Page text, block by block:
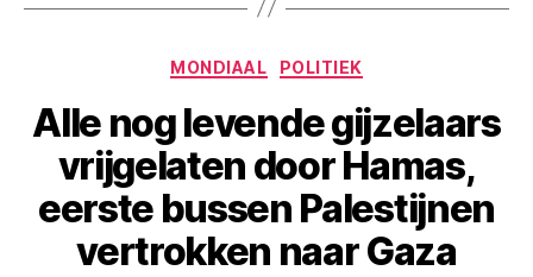
Categorieën
MONDIAAL POLITIEK
Alle nog levende gijzelaars
vrijgelaten door Hamas,
eerste bussen Palestijnen
vertrokken naar Gaza